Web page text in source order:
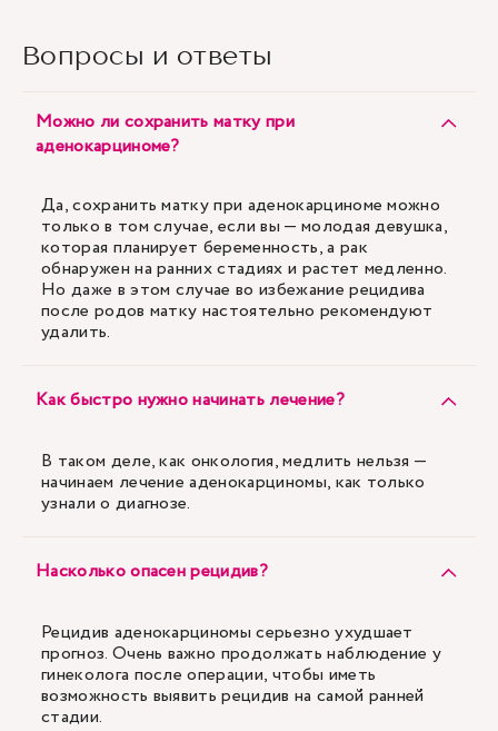
Вопросы и ответы
Можно ли сохранить матку при
аденокарциноме?
Да, сохранить матку при аденокарциноме можно
только в том случае, если вы — молодая девушка,
которая планирует беременность, а рак
обнаружен на ранних стадиях и растет медленно.
Но даже в этом случае во избежание рецидива
после родов матку настоятельно рекомендуют
удалить.
Как быстро нужно начинать лечение?
В таком деле, как онкология, медлить нельзя —
начинаем лечение аденокарциномы, как только
узнали о диагнозе.
Насколько опасен рецидив?
Рецидив аденокарциномы серьезно ухудшает
прогноз. Очень важно продолжать наблюдение у
гинеколога после операции, чтобы иметь
возможность выявить рецидив на самой ранней
стадии.